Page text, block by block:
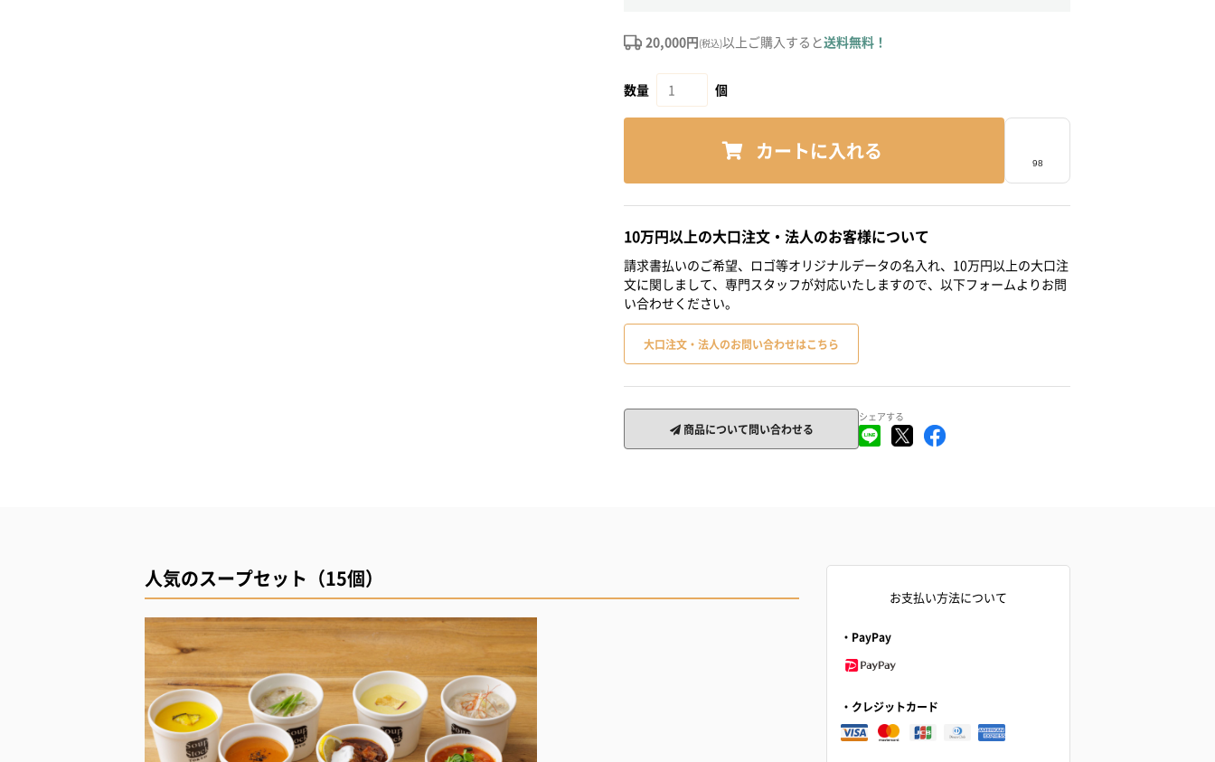
20,000円(税込)以上ご購入すると送料無料！
数量 個
カートに入れる
10万円以上の大口注文・法人のお客様について
請求書払いのご希望、ロゴ等オリジナルデータの名入れ、10万円以上の大口注
文に関しまして、専門スタッフが対応いたしますので、以下フォームよりお問
い合わせください。
大口注文・法人のお問い合わせはこちら
商品について問い合わせる
シェアする
人気のスープセット（15個）
お支払い方法について
・PayPay
・クレジットカード